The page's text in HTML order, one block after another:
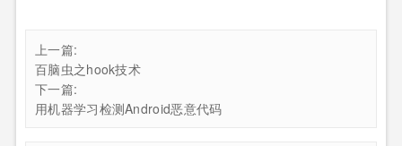
上一篇:
百脑虫之hook技术
下一篇:
用机器学习检测Android恶意代码